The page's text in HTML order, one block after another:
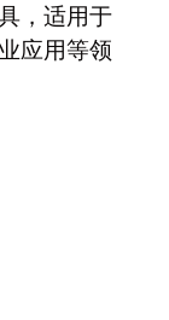
，适用于
应用等领